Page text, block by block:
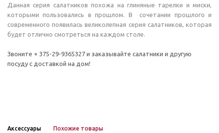
Данная серия салатников похожа на глиняные тарелки и миски,
которыми пользовались в прошлом. В сочетании прошлого и
современного появилась великолепная серия салатников, которая
будет отлично смотреться на каждом столе.
Звоните + 375-29-9365327 и заказывайте салатники и другую
посуду с доставкой на дом!
Аксессуары Похожие товары